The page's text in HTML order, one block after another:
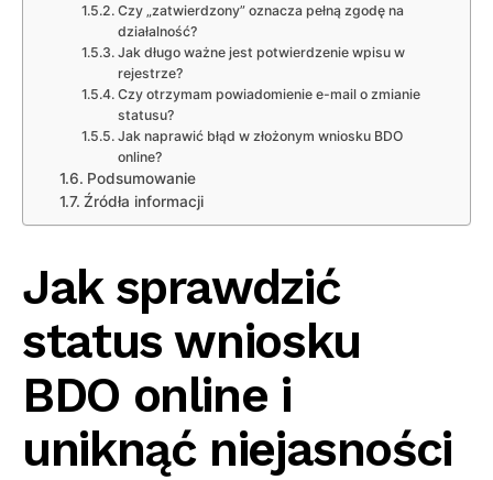
Czy „zatwierdzony” oznacza pełną zgodę na
działalność?
Jak długo ważne jest potwierdzenie wpisu w
rejestrze?
Czy otrzymam powiadomienie e-mail o zmianie
statusu?
Jak naprawić błąd w złożonym wniosku BDO
online?
Podsumowanie
Źródła informacji
Jak sprawdzić
status wniosku
BDO online i
uniknąć niejasności